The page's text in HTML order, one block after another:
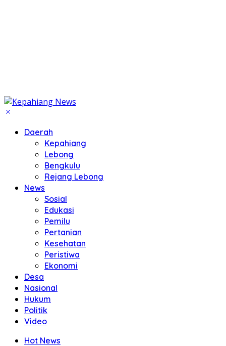
Daerah
Kepahiang
Lebong
Bengkulu
Rejang Lebong
News
Sosial
Edukasi
Pemilu
Pertanian
Kesehatan
Peristiwa
Ekonomi
Desa
Nasional
Hukum
Politik
Video
Hot News